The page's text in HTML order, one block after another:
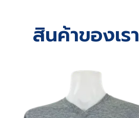
สินค้าของเรา